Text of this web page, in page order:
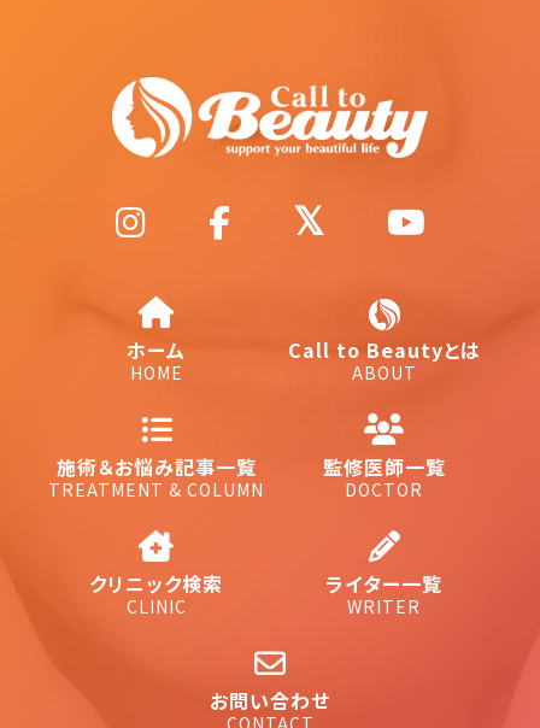
ホーム
HOME
Call to Beautyとは
ABOUT
施術＆お悩み記事一覧
TREATMENT & COLUMN
監修医師一覧
DOCTOR
クリニック検索
CLINIC
ライター一覧
WRITER
お問い合わせ
CONTACT